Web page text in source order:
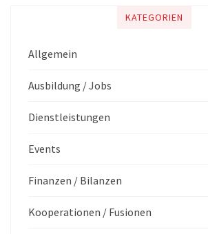
KATEGORIEN
Allgemein
Ausbildung / Jobs
Dienstleistungen
Events
Finanzen / Bilanzen
Kooperationen / Fusionen